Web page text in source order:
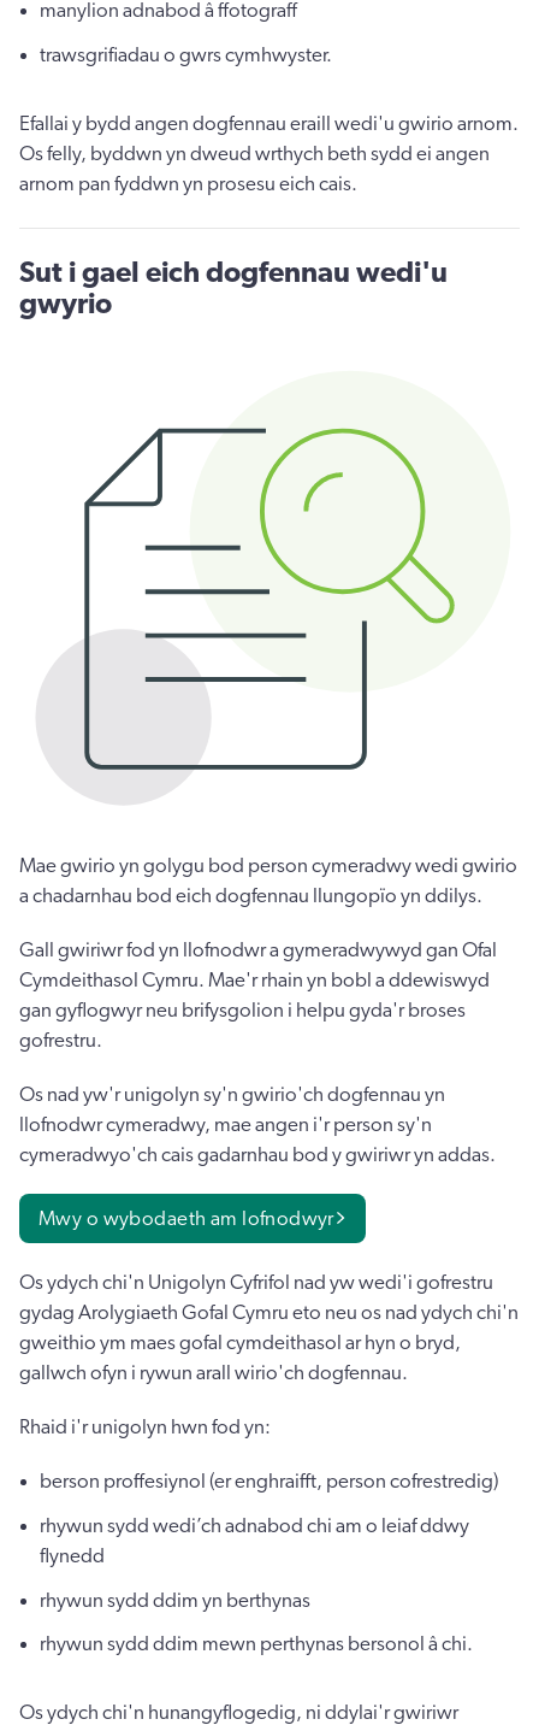
manylion adnabod â ffotograff
trawsgrifiadau o gwrs cymhwyster.
Efallai y bydd angen dogfennau eraill wedi'u gwirio arnom.
Os felly, byddwn yn dweud wrthych beth sydd ei angen
arnom pan fyddwn yn prosesu eich cais.
Sut i gael eich dogfennau wedi'u
gwyrio
Mae gwirio yn golygu bod person cymeradwy wedi gwirio
a chadarnhau bod eich dogfennau llungopïo yn ddilys.
Gall gwiriwr fod yn llofnodwr a gymeradwywyd gan Ofal
Cymdeithasol Cymru. Mae'r rhain yn bobl a ddewiswyd
gan gyflogwyr neu brifysgolion i helpu gyda'r broses
gofrestru.
Os nad yw'r unigolyn sy'n gwirio'ch dogfennau yn
llofnodwr cymeradwy, mae angen i'r person sy'n
cymeradwyo'ch cais gadarnhau bod y gwiriwr yn addas.
Mwy o wybodaeth am lofnodwyr
Os ydych chi'n Unigolyn Cyfrifol nad yw wedi'i gofrestru
gydag Arolygiaeth Gofal Cymru eto neu os nad ydych chi'n
gweithio ym maes gofal cymdeithasol ar hyn o bryd,
gallwch ofyn i rywun arall wirio'ch dogfennau.
Rhaid i'r unigolyn hwn fod yn:
berson proffesiynol (er enghraifft, person cofrestredig)
rhywun sydd wedi’ch adnabod chi am o leiaf ddwy
flynedd
rhywun sydd ddim yn berthynas
rhywun sydd ddim mewn perthynas bersonol â chi.
Os ydych chi'n hunangyflogedig, ni ddylai'r gwiriwr